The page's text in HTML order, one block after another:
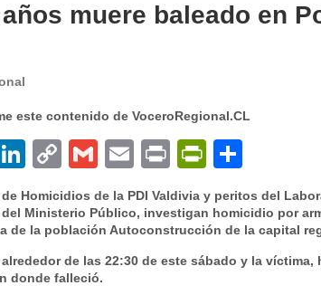
muere baleado en
este contenido de VoceroRegional.CL
T
Li
n
k
e
dI
C
o
p
y
Li
G
m
ai
l
E
m
ai
l
P
ri
nt
P
nt
Fr
ie
m
p
ar
Homicidios de la PDI Valdivia y peritos del
Ministerio Público, investigan homicidio por
de la población Autoconstrucción de la capital
de las 22:30 de este sábado y la
donde falleció.